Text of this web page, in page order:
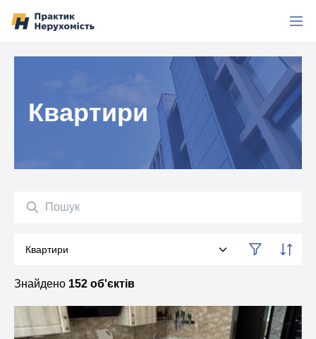
Квартири
Пошук
Категорія
Квартири
Знайдено 152 об'єктів